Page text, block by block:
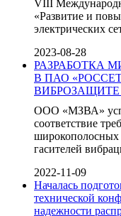
VIII
«Развитие и
электрических
2023-08-28
РАЗРАБОТКА
В ПАО
ВИБРОЗАЩИТЕ
ООО «МЗВА»
соответствие
широкополосных
гасителей
2022-11-09
Началась
технической
надежности